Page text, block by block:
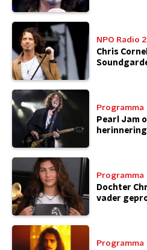
NPO Radio
Chris
Programma
Pearl Jam
herinnering
Programma
Dochter
vader
Programma